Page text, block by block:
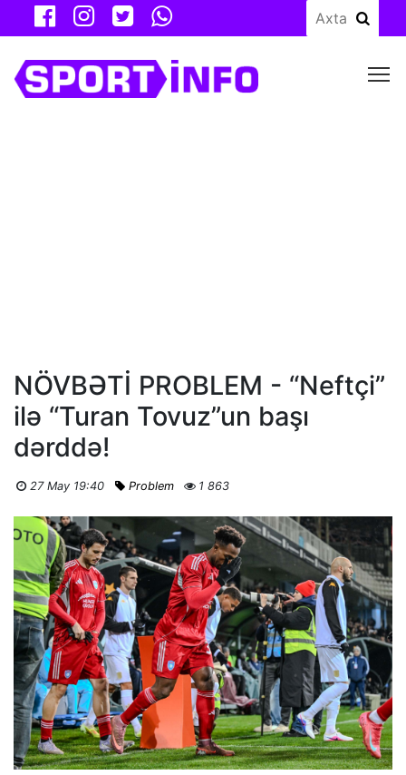
NÖVBƏTİ PROBLEM - “Neftçi”
ilə “Turan Tovuz”un başı
dərddə!
27 May 19:40 Problem 1 863